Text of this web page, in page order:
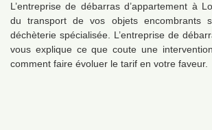
L’entreprise de débarras d’appartement à
du transport de vos objets encombrants
déchèterie spécialisée. L’entreprise de
vous explique ce que coute une
comment faire évoluer le tarif en votre faveur.